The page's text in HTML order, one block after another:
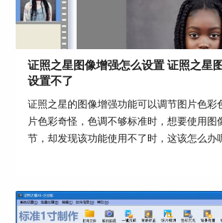
图6：照片保存
证件照的背景修改是比较基础，也
项证件照处理工具。证照之星7也是
会的需求，一步一步改进。背景处
简单的，对于一些批量处理证件照
用的。当然关于证件照片的处理方
技巧，如果想要了解更多关于证照
证照之星图像增强怎么设置 证照之星
设置不了
证照之星的图像增强功能可以调节图片色彩
片色彩奇怪，色调不够标准时，想要使用图
节，却发现该功能使用不了时，这该怎么办
告诉大家证照之星图像增强怎么设置，证照